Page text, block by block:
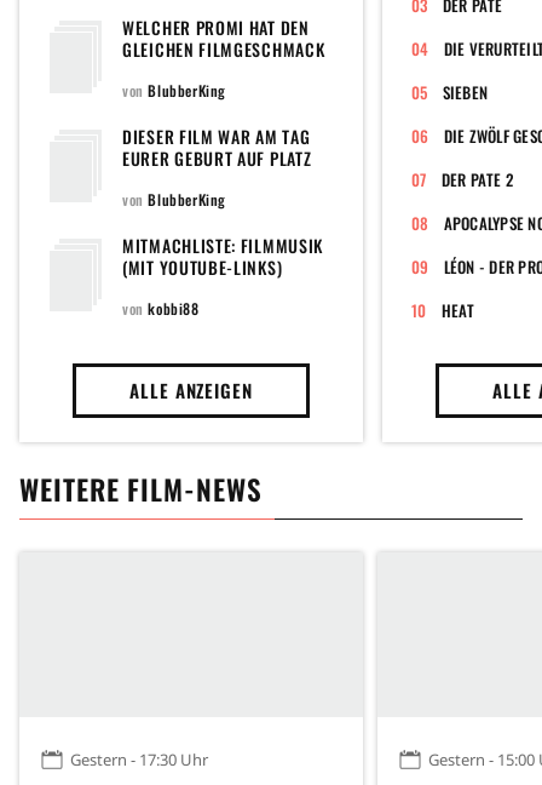
ILMDATENBANK
WELCHER PROMI HAT DEN
GLEICHEN FILMGESCHMACK
vonBlubberKing
DIESER FILM WAR AM TAG
EURER GEBURT AUF PLATZ
vonBlubberKing
MITMACHLISTE: FILMMUSIK
(MIT YOUTUBE-LINKS)
vonkobbi88
ALLE ANZEIGEN
DER PATE
DIE
SIEBEN
DIE ZWÖLF
DER PATE 2
APOCALYPSE
LÉON - DER
HEAT
ALLE
WEITERE FILM-NEWS
Gestern - 17:30 Uhr Gestern - 15:00